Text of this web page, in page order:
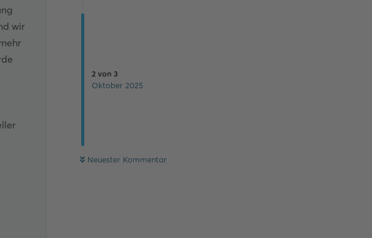
2 von 3
Oktober 2025
Neuester Kommentar
wir